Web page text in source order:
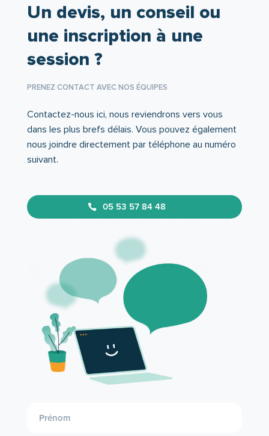
Un devis, un conseil ou
une inscription à une
session ?
PRENEZ CONTACT AVEC NOS ÉQUIPES
Contactez-nous ici, nous reviendrons vers vous
dans les plus brefs délais. Vous pouvez également
nous joindre directement par téléphone au numéro
suivant.
05 53 57 84 48
entrante